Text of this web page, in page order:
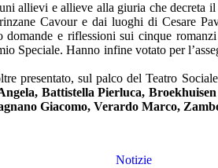
allievi e allieve alla giuria che
Cavour e dai luoghi di Cesare
e riflessioni sui cinque
Speciale. Hanno infine votato per
presentato, sul palco del Teatro
Battistella Pierluca,
Giacomo, Verardo Marco,
Notizie